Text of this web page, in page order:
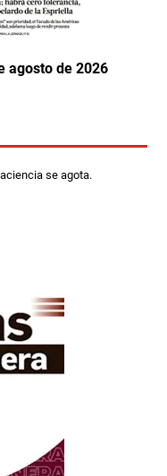
agosto de 2026
se agota.